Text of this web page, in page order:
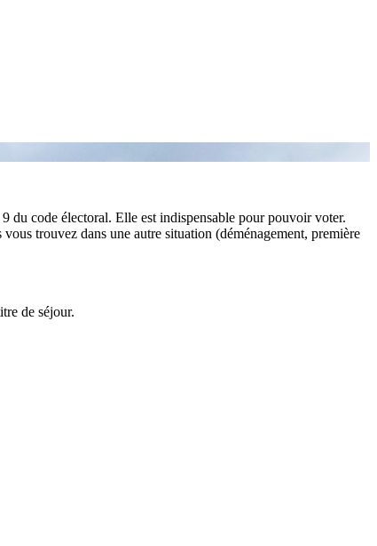
du code électoral. Elle est indispensable pour pouvoir voter.
trouvez dans une autre situation (déménagement, première
de séjour.